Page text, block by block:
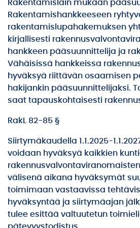
Rakentamislain mukaan
Rakentamishankkeeseen
rakentamislupahakemuksen
kirjallisesti
hankkeen pääsuunnittelija ja
Vähäisissä hankkeissa
hyväksyä riittävän osaamisen
hakijankin pääsuunnittelijaksi.
saat tapauskohtaisesti
RakL 82-85 §
Siirtymäkaudella 1.1.2025-
voidaan hyväksyä kaikkien
rakennusvalvontaviranomaisten
välisenä aikana hyväksymät
toimimaan vastaavissa
hyväksyntää ja siirtymäajan
tulee esittää valtuutetun